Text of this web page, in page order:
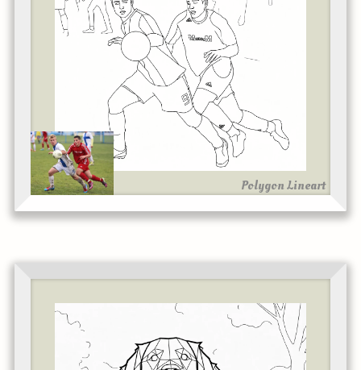
Polygon Lineart